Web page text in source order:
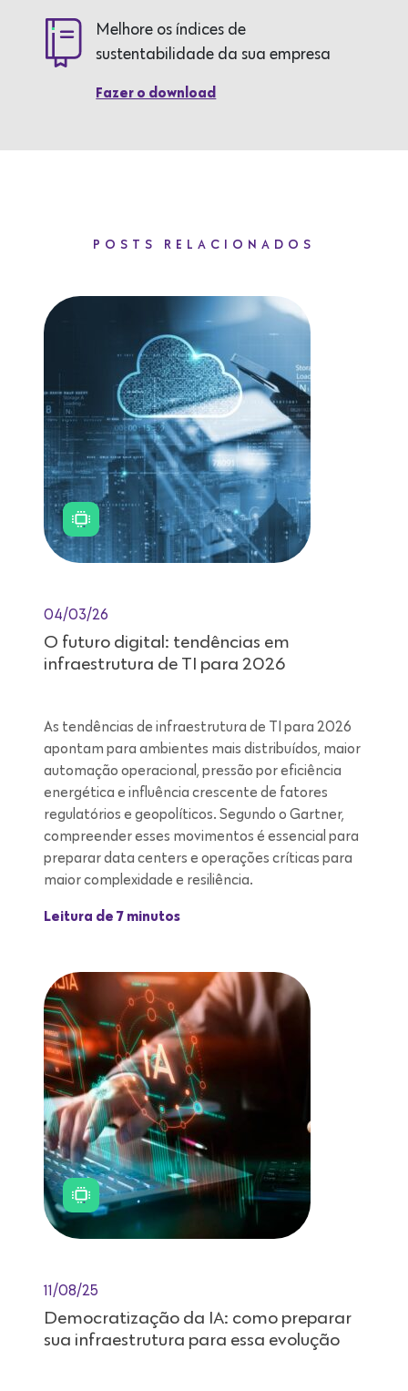
Melhore os índices de
sustentabilidade da sua empresa
Fazer o download
POSTS RELACIONADOS
04/03/26
O futuro digital: tendências em
infraestrutura de TI para 2026
As tendências de infraestrutura de TI para 2026
apontam para ambientes mais distribuídos, maior
automação operacional, pressão por eficiência
energética e influência crescente de fatores
regulatórios e geopolíticos. Segundo o Gartner,
compreender esses movimentos é essencial para
preparar data centers e operações críticas para
maior complexidade e resiliência.
Leitura de 7 minutos
11/08/25
Democratização da IA: como preparar
sua infraestrutura para essa evolução